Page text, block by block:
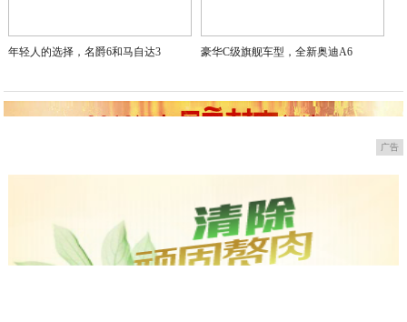
年轻人的选择，名爵6和马自达3 豪华C级旗舰车型，全新奥迪A6
广告